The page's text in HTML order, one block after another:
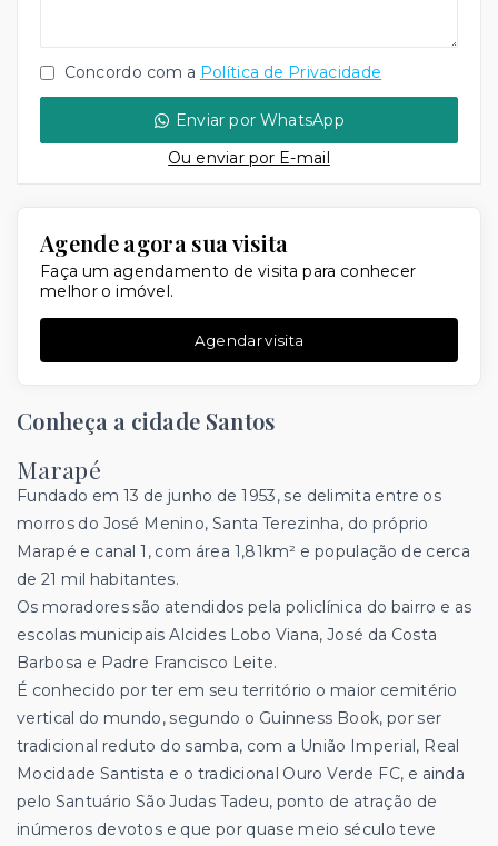
Concordo com a Política de Privacidade
Enviar por WhatsApp
Ou enviar por E-mail
Agende agora sua visita
Faça um agendamento de visita para conhecer
melhor o imóvel.
Agendar visita
Conheça a cidade Santos
Marapé
Fundado em 13 de junho de 1953, se delimita entre os
morros do José Menino, Santa Terezinha, do próprio
Marapé e canal 1, com área 1,81km² e população de cerca
de 21 mil habitantes.
Os moradores são atendidos pela policlínica do bairro e as
escolas municipais Alcides Lobo Viana, José da Costa
Barbosa e Padre Francisco Leite.
É conhecido por ter em seu território o maior cemitério
vertical do mundo, segundo o Guinness Book, por ser
tradicional reduto do samba, com a União Imperial, Real
Mocidade Santista e o tradicional Ouro Verde FC, e ainda
pelo Santuário São Judas Tadeu, ponto de atração de
inúmeros devotos e que por quase meio século teve